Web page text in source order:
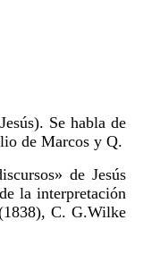
Se habla de
de Marcos y Q.
de Jesús
la interpretación
C. G.Wilke